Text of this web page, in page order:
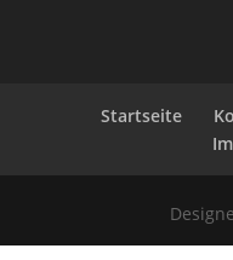
Startseite